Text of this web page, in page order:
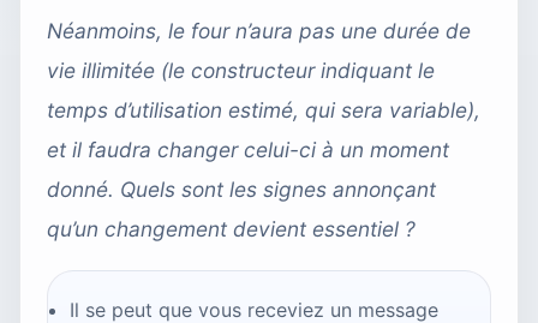
Néanmoins, le four n’aura pas une durée de
vie illimitée (le constructeur indiquant le
temps d’utilisation estimé, qui sera variable),
et il faudra changer celui-ci à un moment
donné. Quels sont les signes annonçant
qu’un changement devient essentiel ?
Il se peut que vous receviez un message